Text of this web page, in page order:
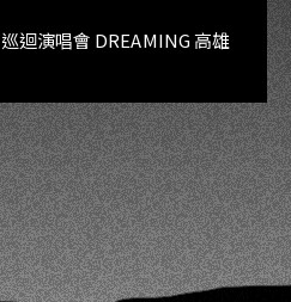
迴演唱會 DREAMING 高雄